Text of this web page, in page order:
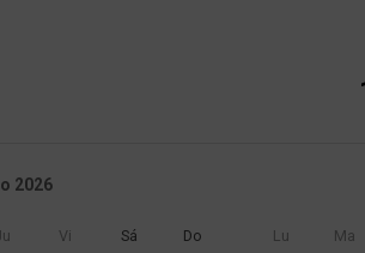
2026
Vi Sá Do Lu Ma